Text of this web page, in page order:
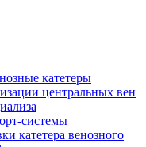
катетеры
центральных вен
катетера венозного